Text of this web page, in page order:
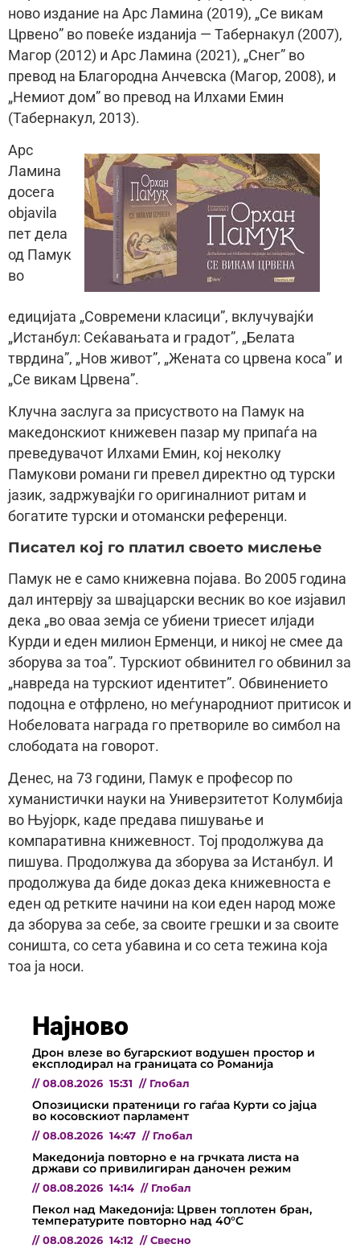
ново издание на Арс Ламина (2019), „Се викам
Црвено” во повеќе изданија — Табернакул (2007),
Магор (2012) и Арс Ламина (2021), „Снег” во
превод на Благородна Анчевска (Магор, 2008), и
„Немиот дом” во превод на Илхами Емин
(Табернакул, 2013).
Арс
Ламина
досега
objavila
пет дела
од Памук
во
едицијата „Современи класици”, вклучувајќи
„Истанбул: Сеќавањата и градот”, „Белата
тврдина”, „Нов живот”, „Жената со црвена коса” и
„Се викам Црвена”.
Клучна заслуга за присуството на Памук на
македонскиот книжевен пазар му припаѓа на
преведувачот Илхами Емин, кој неколку
Памукови романи ги превел директно од турски
јазик, задржувајќи го оригиналниот ритам и
богатите турски и отомански референци.
Писател кој го платил своето мислење
Памук не е само книжевна појава. Во 2005 година
дал интервју за швајцарски весник во кое изјавил
дека „во оваа земја се убиени триесет илјади
Курди и еден милион Ерменци, и никој не смее да
зборува за тоа”. Турскиот обвинител го обвинил за
„навреда на турскиот идентитет”. Обвинението
подоцна е отфрлено, но меѓународниот притисок и
Нобеловата награда го претвориле во симбол на
слободата на говорот.
Денес, на 73 години, Памук е професор по
хуманистички науки на Универзитетот Колумбија
во Њујорк, каде предава пишување и
компаративна книжевност. Тој продолжува да
пишува. Продолжува да зборува за Истанбул. И
продолжува да биде доказ дека книжевноста е
еден од ретките начини на кои еден народ може
да зборува за себе, за своите грешки и за своите
соништа, со сета убавина и со сета тежина која
тоа ја носи.
Најново
Дрон влезе во бугарскиот водушен простор и
експлодирал на границата со Романија
// 08.08.2026 15:31 // Глобал
Опозициски пратеници го гаѓаа Курти со јајца
во косовскиот парламент
// 08.08.2026 14:47 // Глобал
Македонија повторно е на грчката листа на
држави со привилигиран даночен режим
// 08.08.2026 14:14 // Глобал
Пекол над Македонија: Црвен топлотен бран,
температурите повторно над 40°C
// 08.08.2026 14:12 // Свесно